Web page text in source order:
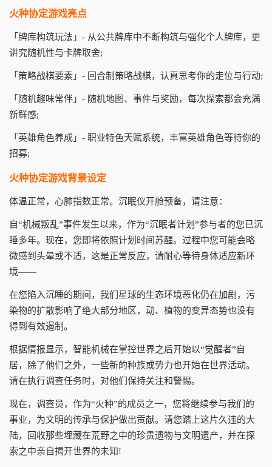
火种协定游戏亮点
「牌库构筑玩法」- 从公共牌库中不断构筑与强化个人牌库，更
讲究随机性与卡牌取舍;
「策略战棋要素」- 回合制策略战棋，认真思考你的走位与行动;
「随机趣味常伴」- 随机地图、事件与奖励，每次探索都会充满
新鲜感;
「英雄角色养成」- 职业特色天赋系统，丰富英雄角色等待你的
招募;
火种协定游戏背景设定
体温正常，心肺指数正常。沉眠仪开舱预备，请注意：
自“机械叛乱”事件发生以来，作为“沉眠者计划”参与者的您已沉
睡多年。现在，您即将依照计划时间苏醒。过程中您可能会略
微感到头晕或不适，这是正常反应，请耐心等待身体适应新环
境——
在您陷入沉睡的期间，我们星球的生态环境恶化仍在加剧，污
染物的扩散影响了绝大部分地区，动、植物的变异态势也没有
得到有效遏制。
根据情报显示，智能机械在掌控世界之后开始以“觉醒者”自
居，除了他们之外，一些新的种族或势力也开始在世界活动。
请在执行调查任务时，对他们保持关注和警惕。
现在，调查员，作为“火种”的成员之一，您将继续参与我们的
事业，为文明的传承与保护做出贡献。请您踏上这片久违的大
陆，回收那些埋藏在荒野之中的珍贵遗物与文明遗产，并在探
索之中亲自揭开世界的未知!